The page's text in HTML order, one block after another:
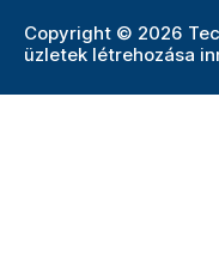
Copyright © 2026
üzletek létrehozása